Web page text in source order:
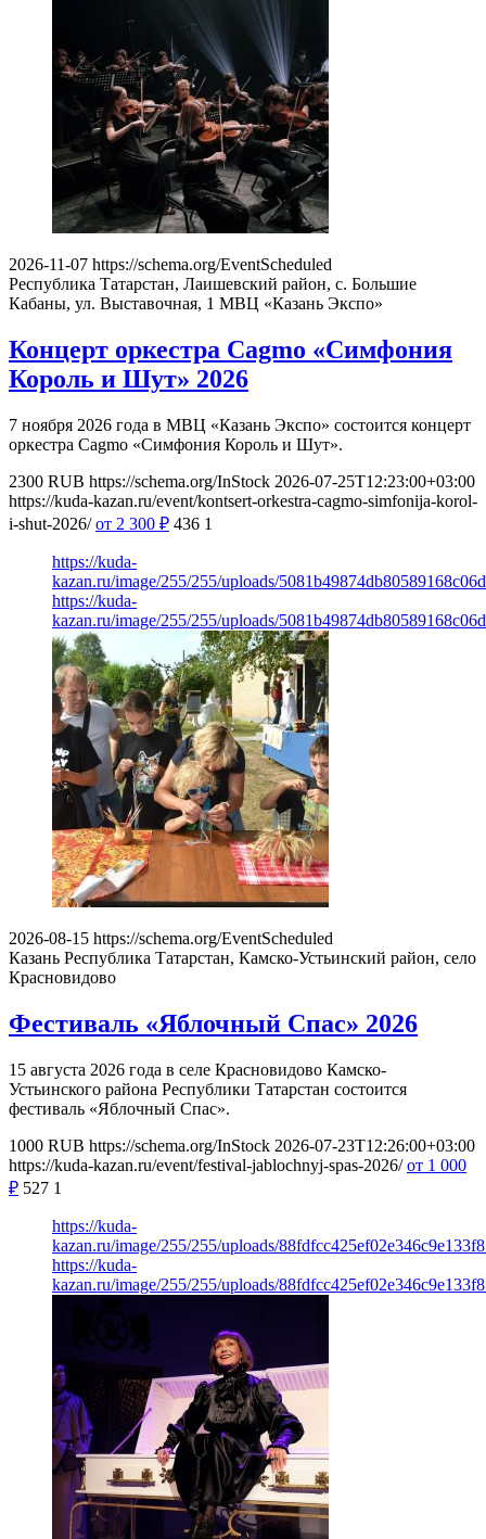
2026-11-07 https://schema.org/EventScheduled
Республика Татарстан, Лаишевский район, с. Большие
Кабаны, ул. Выставочная, 1 МВЦ «Казань Экспо»
Концерт оркестра Cagmo «Симфония
Король и Шут» 2026
7 ноября 2026 года в МВЦ «Казань Экспо» состоится концерт
оркестра Cagmo «Симфония Король и Шут».
2300 RUB https://schema.org/InStock 2026-07-25T12:23:00+03:00
https://kuda-kazan.ru/event/kontsert-orkestra-cagmo-simfonija-korol-
i-shut-2026/ от 2 300 ₽ 436 1
https://kuda-
kazan.ru/image/255/255/uploads/
https://kuda-
kazan.ru/image/255/255/uploads/
2026-08-15 https://schema.org/EventScheduled
Казань Республика Татарстан, Камско-Устьинский район, село
Красновидово
Фестиваль «Яблочный Спас» 2026
15 августа 2026 года в селе Красновидово Камско-
Устьинского района Республики Татарстан состоится
фестиваль «Яблочный Спас».
1000 RUB https://schema.org/InStock 2026-07-23T12:26:00+03:00
https://kuda-kazan.ru/event/festival-jablochnyj-spas-2026/ от 1 000
₽ 527 1
https://kuda-
kazan.ru/image/255/255/uploads/
https://kuda-
kazan.ru/image/255/255/uploads/